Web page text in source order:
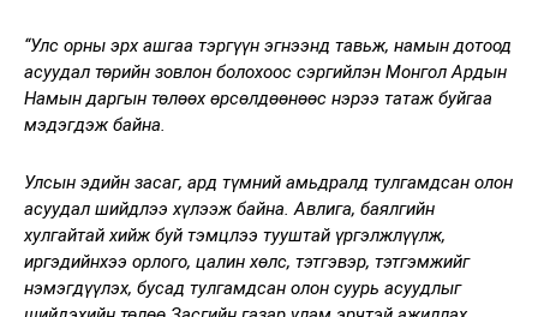
“Улс орны эрх ашгаа тэргүүн эгнээнд тавьж, намын дотоод
асуудал төрийн зовлон болохоос сэргийлэн Монгол Ардын
Намын даргын төлөөх өрсөлдөөнөөс нэрээ татаж буйгаа
мэдэгдэж байна.
Улсын эдийн засаг, ард түмний амьдралд тулгамдсан олон
асуудал шийдлээ хүлээж байна. Авлига, баялгийн
хулгайтай хийж буй тэмцлээ тууштай үргэлжлүүлж,
иргэдийнхээ орлого, цалин хөлс, тэтгэвэр, тэтгэмжийг
нэмэгдүүлэх, бусад тулгамдсан олон суурь асуудлыг